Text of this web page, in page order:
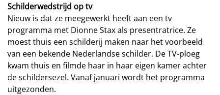
Schilderwedstrijd op tv
Nieuw is dat ze meegewerkt heeft aan een tv
programma met Dionne Stax als presentratrice. Ze
moest thuis een schilderij maken naar het voorbeeld
van een bekende Nederlandse schilder. De TV-ploeg
kwam thuis en filmde haar in haar eigen kamer achter
de schildersezel. Vanaf januari wordt het programma
uitgezonden.